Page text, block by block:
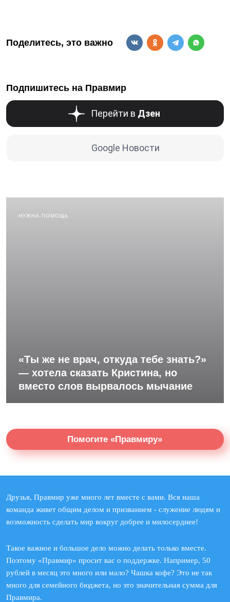
Поделитесь, это важно
Подпишитесь на Правмир
Перейти в Дзен
Google Новости
НУЖНА ПОМОЩЬ
«Ты же не врач, откуда тебе знать?»
— хотела сказать Кристина, но
вместо слов вырвалось мычание
Помогите «Правмиру»
Друзья, Правмир уже много лет вместе с вами. Вся наша
команда живет общим делом и призванием - служение людям и
возможность сделать мир вокруг добрее и милосерднее!
Такое важное и большое дело можно делать только вместе.
Поэтому «Правмир» просит вас о поддержке. Например, 50
рублей в месяц это много или мало? Чашка кофе? Это не так
много для семейного бюджета, но это значительная сумма для
Правмира.